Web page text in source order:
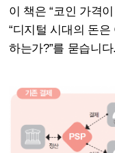
이 책은 “코인 가격
“디지털 시대의 돈
하는가?”를 묻습니다.